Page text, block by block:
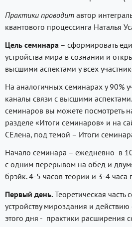
Практики проводит автор
квантового процессинга Наталья
Цель семинара – сформировать
устройства мира в сознании и
высшими аспектами у всех
На аналогичных семинарах у 90%
каналы связи с высшими
семинаров вы можете посмотреть
разделе «Итоги семинаров» и на
СЕлена, под темой – Итоги
Начало семинара – ежедневно в
с одним перерывом на обед и
брэйк. 4-5 часов теории и 3-4 часа
Первый день.Теоретическая
устройству мироздания и
этого дня - практики расширения